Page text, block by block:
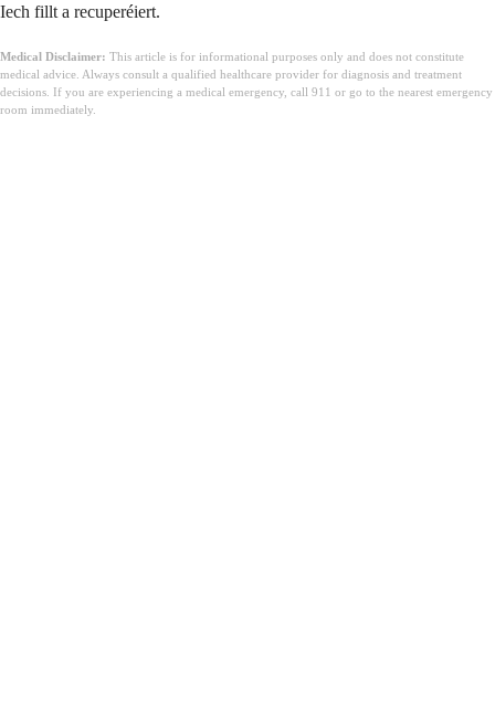
Iech fillt a recuperéiert.
Medical Disclaimer: This article is for informational purposes only and does not constitute
medical advice. Always consult a qualified healthcare provider for diagnosis and treatment
decisions. If you are experiencing a medical emergency, call 911 or go to the nearest emergency
room immediately.